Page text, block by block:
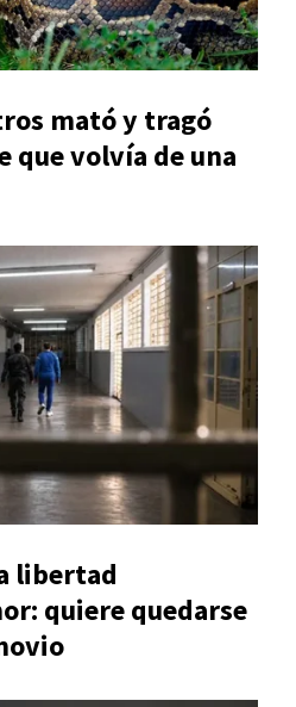
mató y tragó
que volvía de una
libertad
quiere quedarse